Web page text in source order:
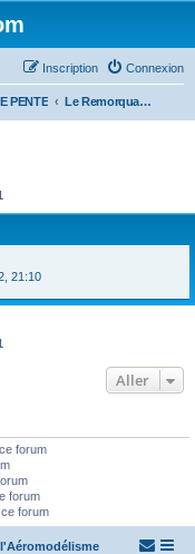
Connexion
Inscription
PENTE Le Remorquage Planeur
21:10
Aller
forum
forum
forum